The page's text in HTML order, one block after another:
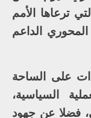
ترعاها الأمم
الداعم
على الساحة
السياسية،
فضلا عن جهود